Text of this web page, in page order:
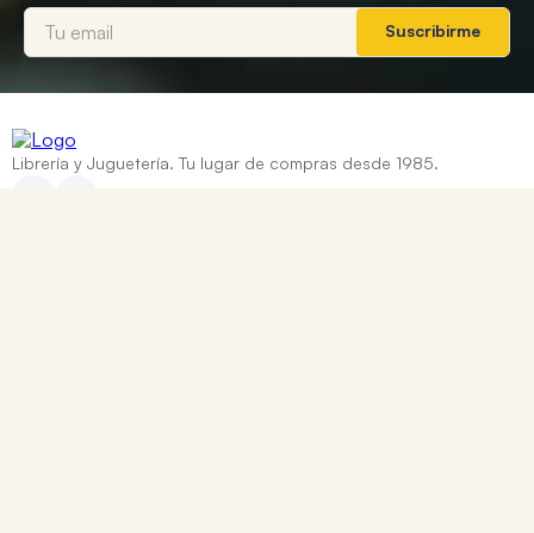
Suscribirme
Librería y Juguetería. Tu lugar de compras desde 1985.